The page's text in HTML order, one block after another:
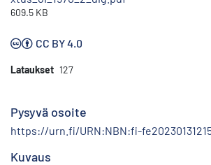
609.5 KB
CC BY 4.0
Lataukset 127
Pysyvä osoite
https://urn.fi/URN:NBN:fi-
Kuvaus